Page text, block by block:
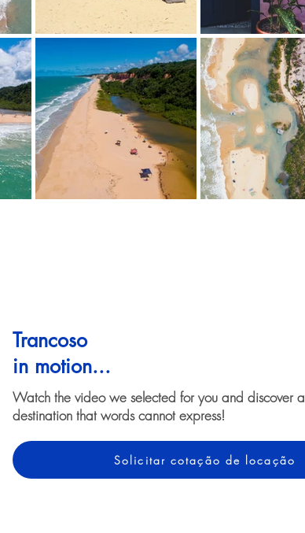
Trancoso
in motion...
Watch the video we selected for you and discover a
destination that words cannot express!
Solicitar cotação de locação